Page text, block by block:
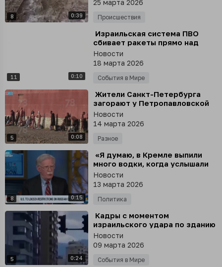
8 0:39
25 марта 2026
Происшествия
11 0:10
⁣ Израильская система ПВО
сбивает ракеты прямо над
жилыми домами на севере
страны, - местные СМИ
Новости
18 марта 2026
События в Мире
5 0:08
⁣ Жители Санкт-Петербурга
загорают у Петропавловской
крепости, а кто-то даже
ныряет в полынью
Новости
14 марта 2026
Разное
8 0:15
⁣ «Я думаю, в Кремле выпили
много водки, когда услышали
эту новость. Это абсолютный
подарок для русских»
Новости
13 марта 2026
Политика
5 0:24
⁣ Кадры с моментом
израильского удара по зданию
фонда «Аль-Кард аль-Хасан» в
Бейруте в Ливане публикуют
местные СМИ
Новости
09 марта 2026
События в Мире